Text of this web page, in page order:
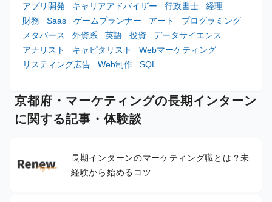
アプリ開発
キャリアアドバイザー 行政書士
経理
財務
Saas ゲームプランナー アート
プログラミング
メタバース
外資系 英語 投資
データサイエンス
アナリスト
キャピタリスト
Webマーケティング
リスティング広告
Web制作 SQL
京都府・マーケティングの長期インターン
に関する記事・体験談
長期インターンのマーケティング職とは？未
経験から始めるコツ